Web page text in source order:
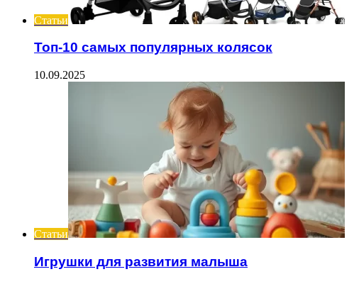
Статьи
Топ-10 самых популярных колясок
10.09.2025
Статьи
Игрушки для развития малыша